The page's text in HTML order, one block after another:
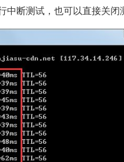
断测试，也可以直接关闭